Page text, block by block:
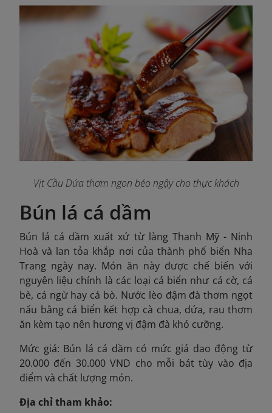
Vịt Cầu Dứa thơm ngon béo ngậy cho thực khách
Bún lá cá dầm
Bún lá cá dầm xuất xứ từ làng Thanh Mỹ - Ninh
Hoà và lan tỏa khắp nơi của thành phố biển Nha
Trang ngày nay. Món ăn này được chế biến với
nguyên liệu chính là các loại cá biển như cá cờ, cá
bè, cá ngừ hay cá bò. Nước lèo đậm đà thơm ngọt
nấu bằng cá biển kết hợp cà chua, dứa, rau thơm
ăn kèm tạo nên hương vị đậm đà khó cưỡng.
Mức giá: Bún lá cá dầm có mức giá dao động từ
20.000 đến 30.000 VND cho mỗi bát tùy vào địa
điểm và chất lượng món.
Địa chỉ tham khảo: